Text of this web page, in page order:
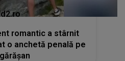
romantic a stârnit
o anchetă penală pe